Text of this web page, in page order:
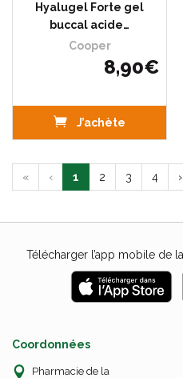
Hyalugel Forte gel
buccal acide…
Cooper
8,90€
J’achète
« ‹ 1 2 3 4 ›
Télécharger l’app mobile de
Coordonnées
Pharmacie de la